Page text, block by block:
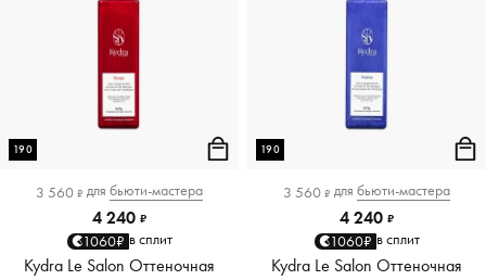
190
3 560 ₽ для бьюти-мастера
4 240 ₽
1060₽ в сплит
Kydra Le Salon Оттеночная
190
3 560 ₽ для бьюти-мастера
4 240 ₽
1060₽ в сплит
Kydra Le Salon Оттеночная